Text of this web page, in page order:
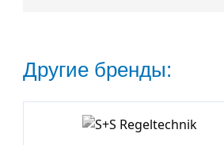
Другие бренды: